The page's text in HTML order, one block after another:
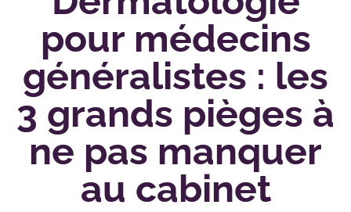
pour médecins
généralistes : les
3 grands pièges à
ne pas manquer
au cabinet